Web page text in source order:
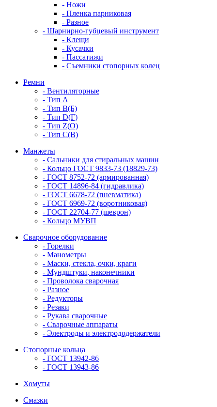
- Ножи
- Пленка парниковая
- Разное
- Шарнирно-губцевый инструмент
- Клещи
- Кусачки
- Пассатижи
- Съемники стопорных колец
Ремни
- Вентиляторные
- Тип A
- Тип B(Б)
- Тип D(Г)
- Тип Z(O)
- Тип С(В)
Манжеты
- Сальники для стиральных машин
- Кольцо ГОСТ 9833-73 (18829-73)
- ГОСТ 8752-72 (армированная)
- ГОСТ 14896-84 (гидравлика)
- ГОСТ 6678-72 (пневматика)
- ГОСТ 6969-72 (воротниковая)
- ГОСТ 22704-77 (шеврон)
- Кольцо МУВП
Сварочное оборудование
- Горелки
- Манометры
- Маски, стекла, очки, краги
- Мундштуки, наконечники
- Проволока сварочная
- Разное
- Редукторы
- Резаки
- Рукава сварочные
- Сварочные аппараты
- Электроды и электрододержатели
Стопорные кольца
- ГОСТ 13942-86
- ГОСТ 13943-86
Хомуты
Смазки